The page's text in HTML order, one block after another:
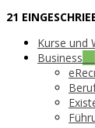
21
Kurse und
Business